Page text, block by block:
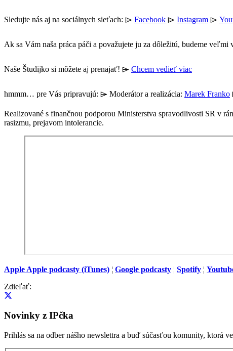
Sledujte nás aj na sociálnych sieťach: ⌲ Facebook ⌲ Instagram ⌲
Ak sa Vám naša práca páči a považujete ju za dôležitú, budeme
Naše Študijko si môžete aj prenajať! ⌲ Chcem vedieť viac
hmmm… pre Vás pripravujú: ⌲ Moderátor a realizácia: Marek Franko
Realizované s finančnou podporou Ministerstva spravodlivosti SR v
rasizmu, prejavom intolerancie.
Apple Apple podcasty (iTunes) ¦ Google podcasty ¦ Spotify ¦
Zdieľať:
Novinky z IPčka
Prihlás sa na odber nášho newslettra a buď súčasťou komunity, ktorá